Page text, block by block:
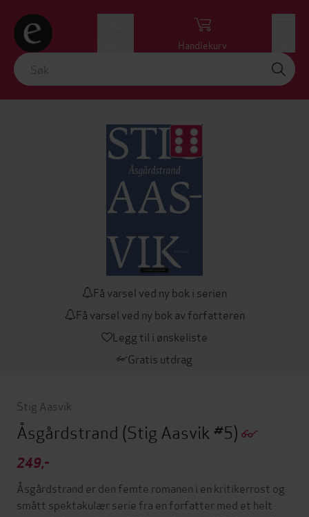
Handlekurv
Få varsel ved ny bok i serien
Få varsel ved ny bok av forfatteren
Legg til i ønskeliste
Gratis utdrag
Stig Aasvik
Åsgårdstrand (Stig Aasvik #5)
249,-
Åsgårdstrand er den femte romanen i en kritikerrost og
smått spektakulær serie fra en forfatter med et helt